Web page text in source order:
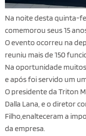
Na noite desta quinta-
comemorou seus 15
O evento ocorreu na
reuniu mais de 150
Na oportunidade
e após foi servido um
O presidente da Triton
Dalla Lana, e o diretor
Filho,enalteceram a
da empresa.